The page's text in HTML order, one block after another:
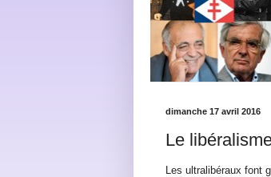
dimanche 17 avril 2016
Le
Les ultralibéraux font